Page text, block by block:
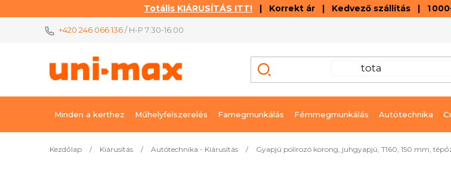
Totális KIÁRUSÍTÁS ITT! | Korrekt ár | Kedvező szállítás | 1
+420 246 066 136/ H-P 7:30-16:00
Minden a kerthez Műhelyfelszerelés Famegmunkálás Fémmegmunkálás Autótechnika
Kezdőlap / Kiárusítás / Autótechnika - Kiárusítás / Gyapjú polírozó korong, juhgyapjú, T160, 150 mm,